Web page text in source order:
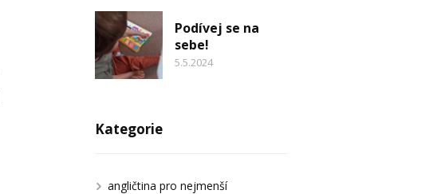
Podívej se na
sebe!
5.5.2024
Kategorie
angličtina pro nejmenší